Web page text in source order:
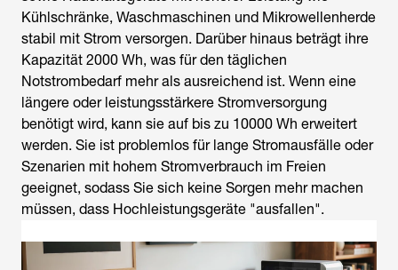
Kühlschränke, Waschmaschinen und Mikrowellenherde
stabil mit Strom versorgen. Darüber hinaus beträgt ihre
Kapazität 2000 Wh, was für den täglichen
Notstrombedarf mehr als ausreichend ist. Wenn eine
längere oder leistungsstärkere Stromversorgung
benötigt wird, kann sie auf bis zu 10000 Wh erweitert
werden. Sie ist problemlos für lange Stromausfälle oder
Szenarien mit hohem Stromverbrauch im Freien
geeignet, sodass Sie sich keine Sorgen mehr machen
müssen, dass Hochleistungsgeräte "ausfallen".